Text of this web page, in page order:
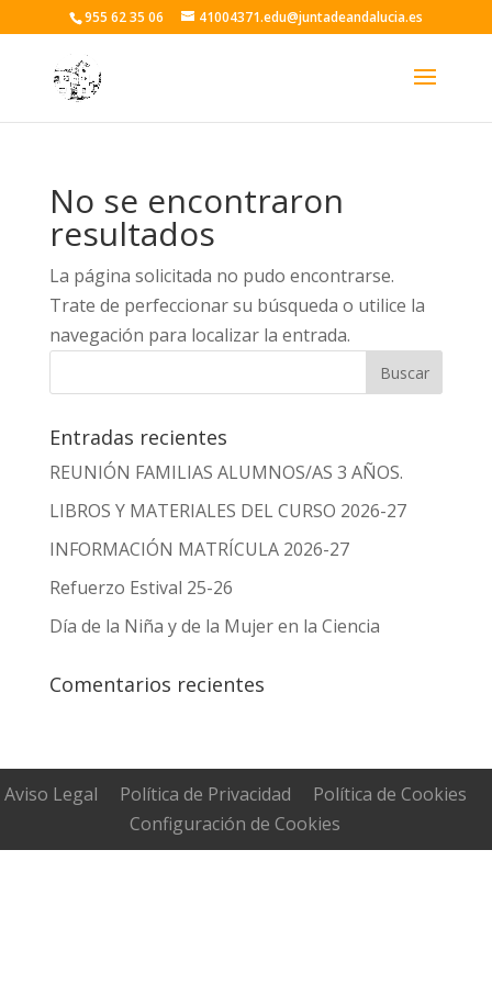
955 62 35 06 41004371.edu@juntadeandalucia.es
No se encontraron
resultados
La página solicitada no pudo encontrarse.
Trate de perfeccionar su búsqueda o utilice la
navegación para localizar la entrada.
Entradas recientes
REUNIÓN FAMILIAS ALUMNOS/AS 3 AÑOS.
LIBROS Y MATERIALES DEL CURSO 2026-27
INFORMACIÓN MATRÍCULA 2026-27
Refuerzo Estival 25-26
Día de la Niña y de la Mujer en la Ciencia
Comentarios recientes
Aviso Legal Política de Privacidad
Política de Cookies
Configuración de Cookies